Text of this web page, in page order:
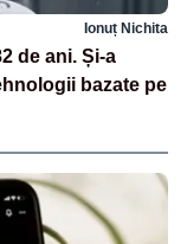
Ionuț Nichita
de ani. Și-a
bazate pe